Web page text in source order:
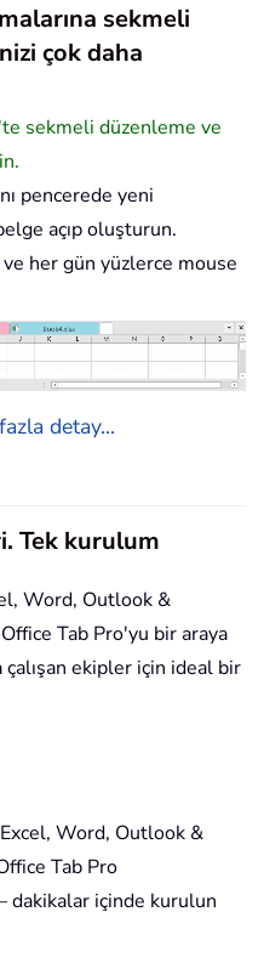
sekmeli
çok daha
sekmeli düzenleme ve
pencerede yeni
açıp oluşturun.
her gün yüzlerce mouse
detay...
Tek kurulum
Word, Outlook &
Tab Pro'yu bir araya
ekipler için ideal bir
Word, Outlook &
Tab Pro
dakikalar içinde kurulun